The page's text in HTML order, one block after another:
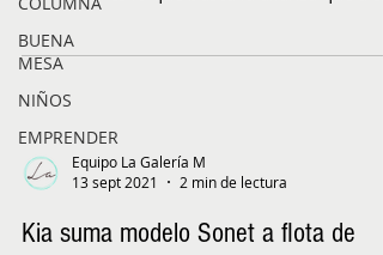
BUENA
MESA
NIÑOS
EMPRENDER
Equipo La Galería M
13 sept 2021
2 min de lectura
Kia suma modelo Sonet a flota de